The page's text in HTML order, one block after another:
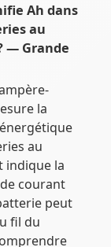
Ah dans
au
— Grande
la
au
indique la
courant
peut
fil du